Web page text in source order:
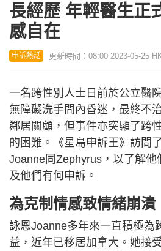
長經歷 年輕醫生正
感自在
申訴熱話 更新時間：08:00 2023-05-25
一名跨性別人士日前於公立醫
無障礙洗手間內昏迷，最終不
鄰居關顧，但事件亦突顯了跨
的困難。《星島申訴王》訪問
Joanne同Zephyrus，以了解他
及他們有何申訴。
為克制情感致情緒崩潰
詠恩Joanne多年來一直積極為
益，近年已移居加拿大。她接